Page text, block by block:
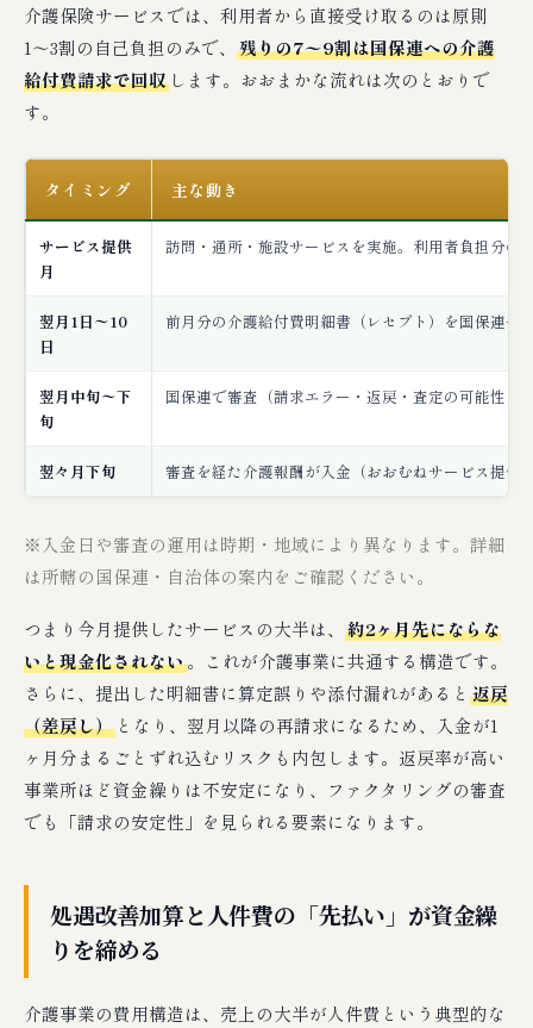
介護保険サービスでは、利用者から直接受け取るのは原則
1〜3割の自己負担のみで、 残りの7〜9割は国保連への介護
給付費請求で回収 します。おおまかな流れは次のとおりで
す。
タイミング 主な動き
サービス提供
月
訪問・通所・施設サービスを実施。利用者負担分の
翌月1日〜10
日
前月分の介護給付費明細書（レセプト）を国保連へ
翌月中旬〜下
旬
国保連で審査（請求エラー・返戻・査定の可能性あ
翌々月下旬 審査を経た介護報酬が入金（おおむねサービス提供
※入金日や審査の運用は時期・地域により異なります。詳細
は所轄の国保連・自治体の案内をご確認ください。
つまり今月提供したサービスの大半は、 約2ヶ月先にならな
いと現金化されない。これが介護事業に共通する構造です。
さらに、提出した明細書に算定誤りや添付漏れがあると 返戻
（差戻し） となり、翌月以降の再請求になるため、入金が1
ヶ月分まるごとずれ込むリスクも内包します。返戻率が高い
事業所ほど資金繰りは不安定になり、ファクタリングの審査
でも「請求の安定性」を見られる要素になります。
処遇改善加算と人件費の「先払い」が資金繰
りを締める
介護事業の費用構造は、売上の大半が人件費という典型的な